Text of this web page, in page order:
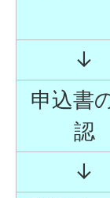
↓
申込書
認
↓